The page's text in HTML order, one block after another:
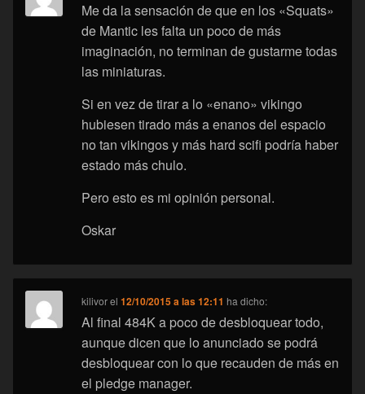
Me da la sensación de que en los «Squats»
de Mantic les falta un poco de más
imaginación, no terminan de gustarme todas
las miniaturas.
Si en vez de tirar a lo «enano» vikingo
hubiesen tirado más a enanos del espacio
no tan vikingos y más hard scifi podría haber
estado más chulo.
Pero esto es mi opinión personal.
Oskar
kilivorel12/10/2015 a las 12:11 ha dicho:
Al final 484K a poco de desbloquear todo,
aunque dicen que lo anunciado se podrá
desbloquear con lo que recauden de más en
el pledge manager.